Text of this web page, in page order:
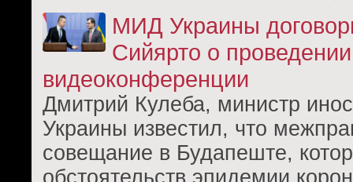
МИД Украины
Сийярто о проведении
видеоконференции
Дмитрий Кулеба, министр
Украины известил, что
совещание в Будапеште,
обстоятельств эпидемии